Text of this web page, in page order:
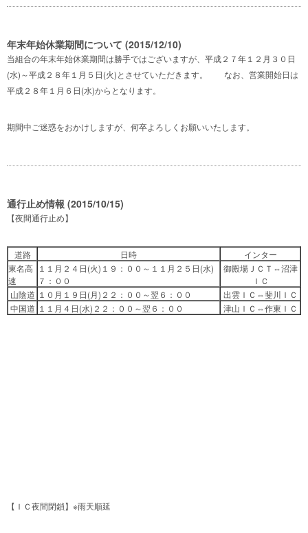
年末年始休業期間について (2015/12/10)
当組合の年末年始休業期間は勝手ではございますが、平成２７年１２月３０日
(水)～平成２８年１月５日(火)とさせていただきます。 なお、営業開始日は
平成２８年１月６日(水)からとなります。
期間中ご迷惑をおかけしますが、何卒よろしくお願いいたします。
通行止め情報 (2015/10/15)
【夜間通行止め】
道路 日時
インター
東名高
速
１１月２４日(火)１９：００～１１月２５日(水)
７：００
御殿場ＪＣＴ⇔沼津
ＩＣ
山陰道 １０月１９日(月)２２：００～翌６：００
出雲ＩＣ⇔斐川ＩＣ
中国道 １１月４日(水)２２：００～翌６：００ 津山ＩＣ⇔作東ＩＣ
【ＩＣ夜間閉鎖】※雨天順延